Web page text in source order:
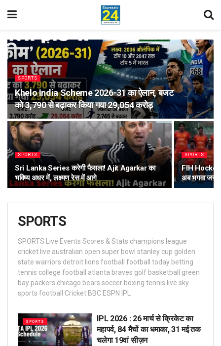
SPORTS
Khelo India Scheme 2026-31 का ऐलान, बजट
को 3,790 से बढ़ाकर किया गया 29,054 करोड़
SPORTS
Sri Lanka Series करेगी फैसला! Ajit Agarkar का
भविष्य अधर में, लक्ष्मण रेस में आगे
SPORTS
FIH Hockey
अब भगवा
SPORTS
SPORTS Live Events Scores & Stats champions league
cricket live australian open super bowl stanley cup golden
state warriors detroit lions football football today betting
tennis college football atlanta braves golf basketball green
bay packers chicago bears soccer boxing tennis live sky
sports football Cricket BBC ESPN IPL
SPORTS
IPL 2026 : 26 मार्च से क्रिकेट का
महापर्व, 84 मैचों का धमाका, 31 मई तक
चलेगा 19वां सीज़न